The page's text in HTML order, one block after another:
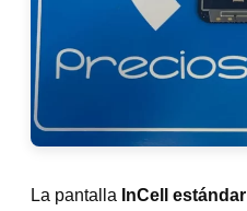
La pantalla InCell estándar